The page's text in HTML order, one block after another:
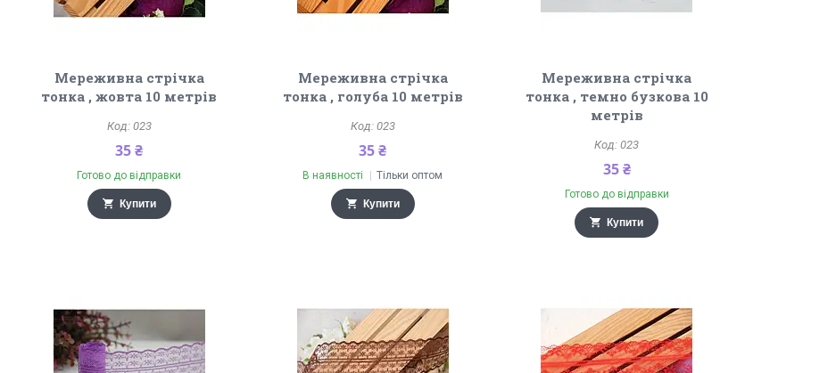
Мереживна стрічка
тонка , жовта 10 метрів
023
35 ₴
Готово до відправки
Купити
Мереживна стрічка
тонка , голуба 10 метрів
023
35 ₴
В наявності Тільки оптом
Купити
Мереживна стрічка
тонка , темно бузкова 10
метрів
023
35 ₴
Готово до відправки
Купити